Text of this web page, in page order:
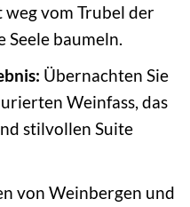
vom Trubel der
Seele baumeln.
Übernachten Sie
Weinfass, das
stilvollen Suite
von Weinbergen und